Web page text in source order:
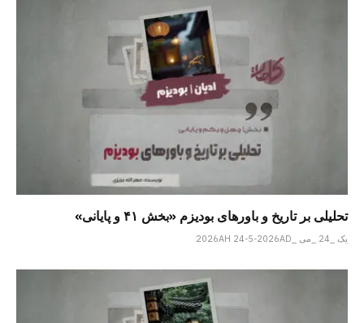
تحلیلی بر تاریخ و باورهای بودیزم «بخش ۴۱ و پایانی»
یک _24 _می _2026AH 24-5-2026AD